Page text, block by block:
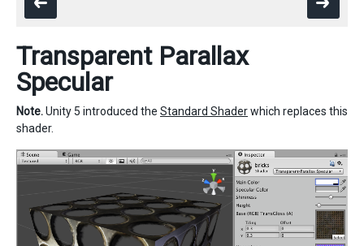
Transparent Parallax
Specular
Note.Unity 5 introduced the Standard Shaderwhich replaces this
shader.